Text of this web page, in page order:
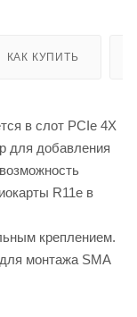
КАК КУПИТЬ
в слот PCIe 4X
для добавления
R11e в
креплением.
монтажа SMA